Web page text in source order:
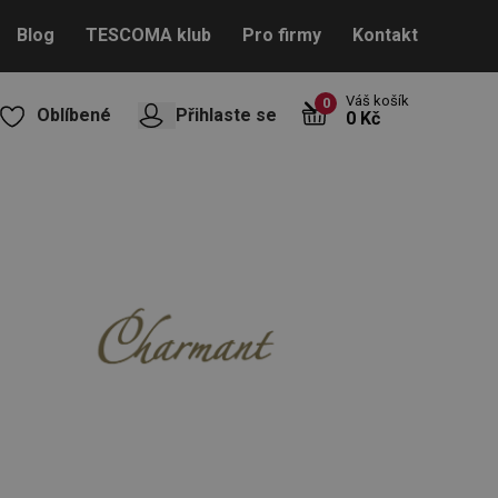
Blog TESCOMA klub Pro firmy Kontakt
Oblíbené Přihlaste se
0 Váš košík
0 Kč